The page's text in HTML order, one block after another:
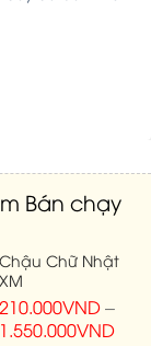
Bán chạy
Chậu Chữ Nhật
XM
210.000VND–
1.550.000VND